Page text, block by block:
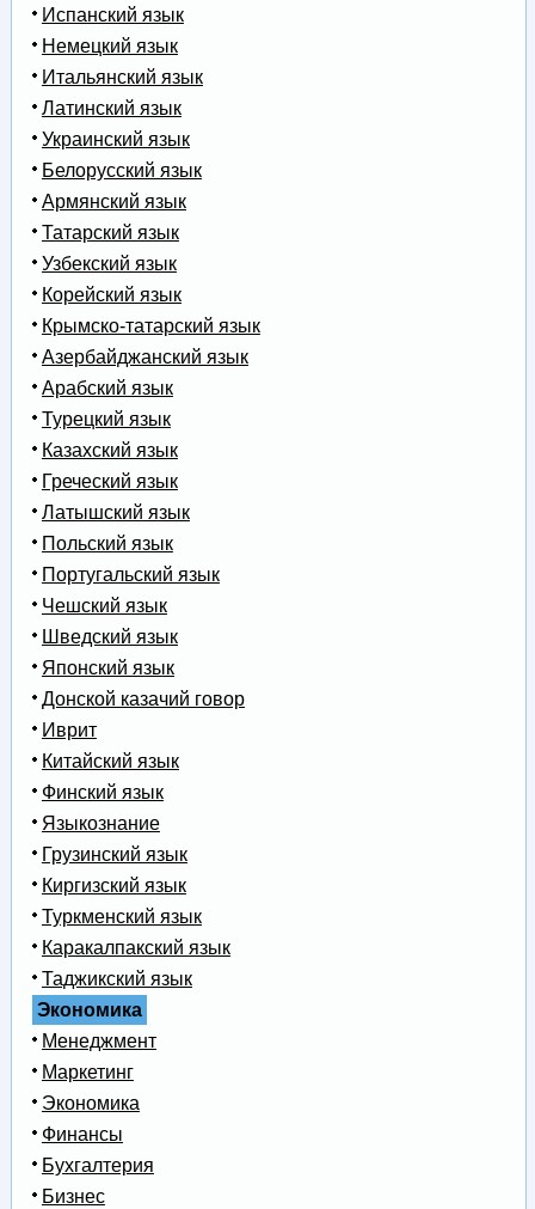
Испанский язык
Немецкий язык
Итальянский язык
Латинский язык
Украинский язык
Белорусский язык
Армянский язык
Татарский язык
Узбекский язык
Корейский язык
Крымско-татарский язык
Азербайджанский язык
Арабский язык
Турецкий язык
Казахский язык
Греческий язык
Латышский язык
Польский язык
Португальский язык
Чешский язык
Шведский язык
Японский язык
Донской казачий говор
Иврит
Китайский язык
Финский язык
Языкознание
Грузинский язык
Киргизский язык
Туркменский язык
Каракалпакский язык
Таджикский язык
Экономика
Менеджмент
Маркетинг
Экономика
Финансы
Бухгалтерия
Бизнес